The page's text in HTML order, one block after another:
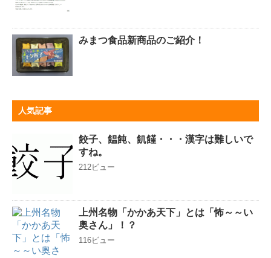
みまつ食品新商品のご紹介！
人気記事
餃子、饂飩、飢饉・・・漢字は難しいで
すね。
212ビュー
上州名物「かかあ天下」とは「怖～～い
奥さん」！？
116ビュー